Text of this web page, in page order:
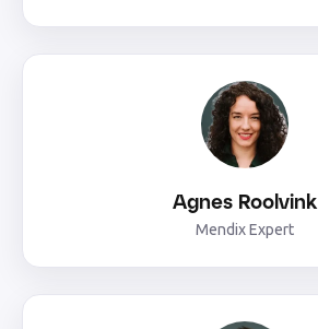
Agnes Roolvink
Mendix Expert